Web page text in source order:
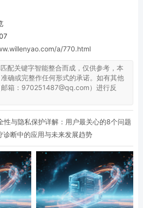
a/770.html
配关键字智能整合而成，仅供参考，本
确或完整作任何形式的承诺。如有其他
箱：970251487@qq.com）进行反
性与隐私保护详解：用户最关心的8个问题
诊断中的应用与未来发展趋势